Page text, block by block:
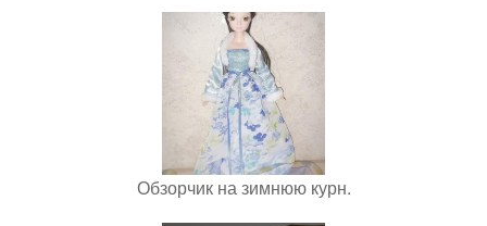
Обзорчик на зимнюю курн.